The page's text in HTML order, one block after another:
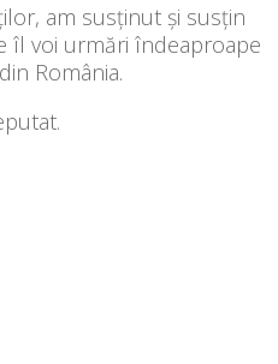
am susținut și susțin
îl voi urmări îndeaproape
România.